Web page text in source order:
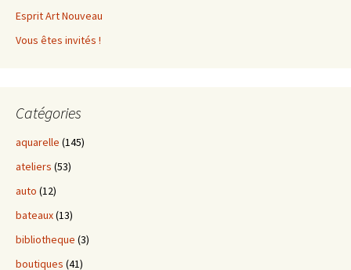
Esprit Art Nouveau
Vous êtes invités !
Catégories
aquarelle (145)
ateliers (53)
auto (12)
bateaux(13)
bibliotheque (3)
boutiques (41)